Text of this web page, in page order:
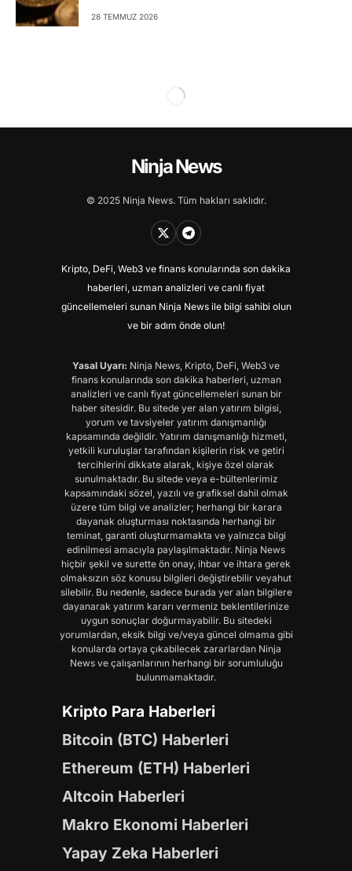
28 TEMMUZ 2026
Ninja News
© 2025 Ninja News. Tüm hakları saklıdır.
Kripto, DeFi, Web3 ve finans konularında son dakika
haberleri, uzman analizleri ve canlı fiyat
güncellemeleri sunan Ninja News ile bilgi sahibi olun
ve bir adım önde olun!
Yasal Uyarı: Ninja News, Kripto, DeFi, Web3 ve
finans konularında son dakika haberleri, uzman
analizleri ve canlı fiyat güncellemeleri sunan bir
haber sitesidir. Bu sitede yer alan yatırım bilgisi,
yorum ve tavsiyeler yatırım danışmanlığı
kapsamında değildir. Yatırım danışmanlığı hizmeti,
yetkili kuruluşlar tarafından kişilerin risk ve getiri
tercihlerini dikkate alarak, kişiye özel olarak
sunulmaktadır. Bu sitede veya e-bültenlerimiz
kapsamındaki sözel, yazılı ve grafiksel dahil olmak
üzere tüm bilgi ve analizler; herhangi bir karara
dayanak oluşturması noktasında herhangi bir
teminat, garanti oluşturmamakta ve yalnızca bilgi
edinilmesi amacıyla paylaşılmaktadır. Ninja News
hiçbir şekil ve surette ön onay, ihbar ve ihtara gerek
olmaksızın söz konusu bilgileri değiştirebilir veyahut
silebilir. Bu nedenle, sadece burada yer alan bilgilere
dayanarak yatırım kararı vermeniz beklentilerinize
uygun sonuçlar doğurmayabilir. Bu sitedeki
yorumlardan, eksik bilgi ve/veya güncel olmama gibi
konularda ortaya çıkabilecek zararlardan Ninja
News ve çalışanlarının herhangi bir sorumluluğu
bulunmamaktadır.
Kripto Para Haberleri
Bitcoin (BTC) Haberleri
Ethereum (ETH) Haberleri
Altcoin Haberleri
Makro Ekonomi Haberleri
Yapay Zeka Haberleri